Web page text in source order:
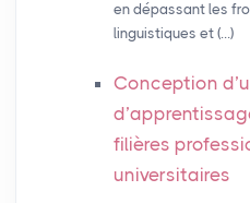
en dépassant les
linguistiques et (…)
Conception
filières
universitaires